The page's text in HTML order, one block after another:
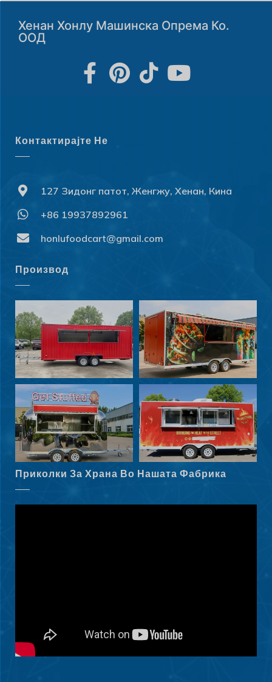
Хенан Хонлу Машинска Опрема Ко.
ООД
Контактирајте Не
127 Зидонг патот, Женгжу, Хенан, Кина
+86 19937892961
honlufoodcart@gmail.com
Производ
Приколки За Храна Во Нашата Фабрика
Slovenščina
Latviešu valoda
Nederlands (België)
हिन्दी
Norsk bokmål
Slovenčina
Svenska